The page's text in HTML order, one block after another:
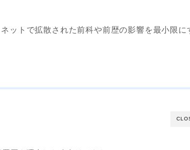
ットで拡散された前科や前歴の影響を最小限に